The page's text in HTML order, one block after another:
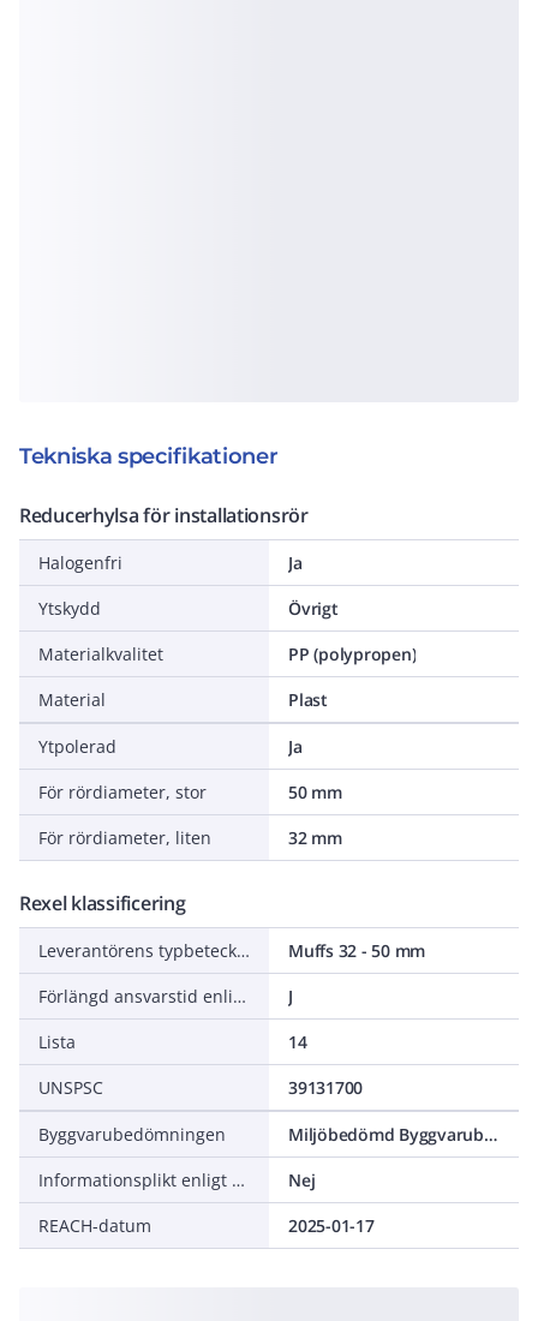
Tekniska specifikationer
Reducerhylsa för installationsrör
Halogenfri
Ja
Ytskydd
Övrigt
Materialkvalitet
PP (polypropen)
Material
Plast
Ytpolerad
Ja
För rördiameter, stor
50 mm
För rördiameter, liten
32 mm
Rexel klassificering
Leverantörens typbeteckning
Muffs 32 - 50 mm
Förlängd ansvarstid enligt ALEM-09
J
Lista
14
UNSPSC
39131700
Byggvarubedömningen
Miljöbedömd Byggvarubedömning Accepteras
Informationsplikt enligt REACH
Nej
REACH-datum
2025-01-17